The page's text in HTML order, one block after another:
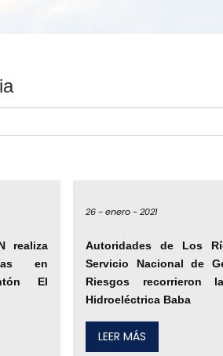
realiza
en
El
26 - enero - 2021
Autoridades de Los
Servicio Nacional de
Riesgos recorrieron
Hidroeléctrica Baba
LEER MÁS